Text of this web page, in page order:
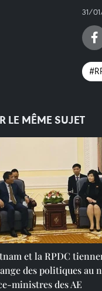
31/
LE MÊME SUJET
et la RPDC
des politiques au
ministres des AE